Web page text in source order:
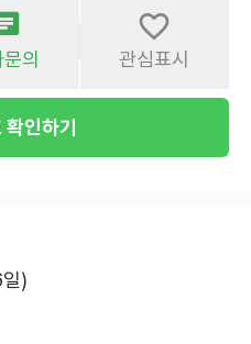
의 관심표시
인하기
)